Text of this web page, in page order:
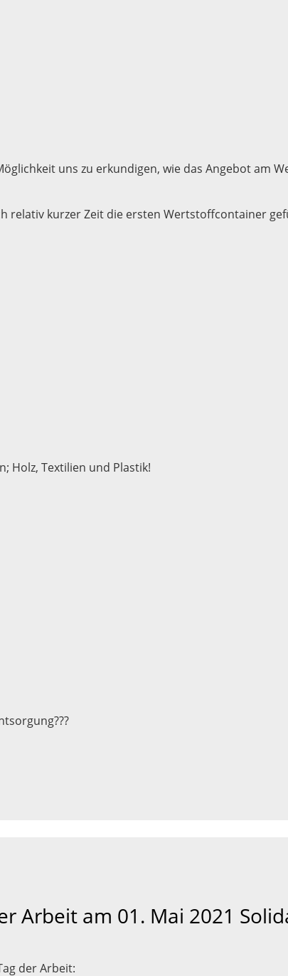
uns zu erkundigen, wie das Angebot am
relativ kurzer Zeit die ersten Wertstoffcontainer
Holz, Textilien und Plastik!
Arbeit am 01. Mai 2021
der Arbeit: